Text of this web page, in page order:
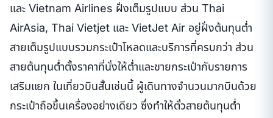
และ Vietnam Airlines ฝั่งเต็มรูปแบบ ส่วน Thai
AirAsia, Thai Vietjet และ VietJet Air อยู่ฝั่งต้นทุนต่ำ
สายเต็มรูปแบบรวมกระเป๋าโหลดและบริการที่ครบกว่า ส่วน
สายต้นทุนต่ำตั้งราคาที่นั่งให้ต่ำและขายกระเป๋ากับรายการ
เสริมแยก ในเที่ยวบินสั้นเช่นนี้ ผู้เดินทางจำนวนมากบินด้วย
กระเป๋าถือขึ้นเครื่องอย่างเดียว ซึ่งทำให้ตั๋วสายต้นทุนต่ำ